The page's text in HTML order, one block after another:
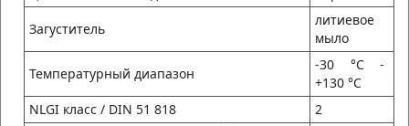
Загуститель
литиевое
мыло
Температурный диапазон
-30 °C -
+130 °C
NLGI класс / DIN 51 818
2